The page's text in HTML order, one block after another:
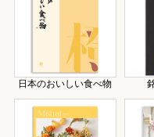
日本のおいしい食べ物